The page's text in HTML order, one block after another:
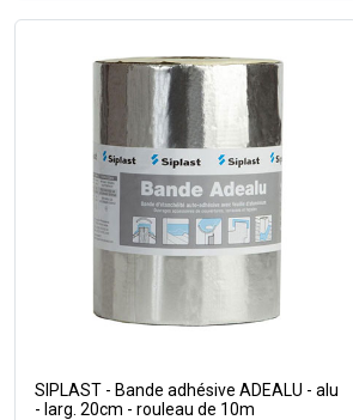
SIPLAST - Bande adhésive ADEALU - alu
- larg. 20cm - rouleau de 10m